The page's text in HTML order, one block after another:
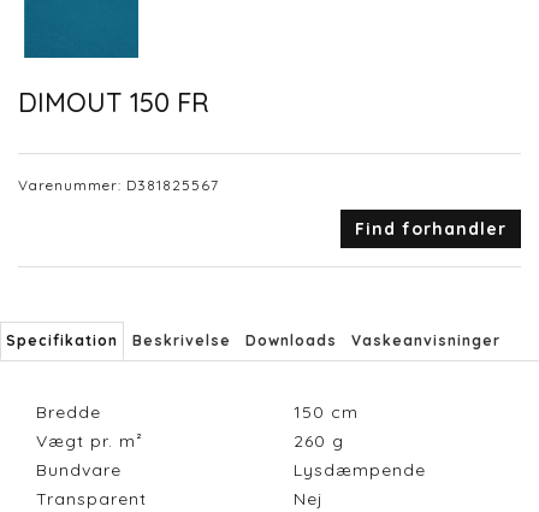
DIMOUT 150 FR
Varenummer: D381825567
Find forhandler
Specifikation Beskrivelse Downloads Vaskeanvisninger
Bredde 150 cm
Vægt pr. m²
260 g
Bundvare
Lysdæmpende
Transparent
Nej